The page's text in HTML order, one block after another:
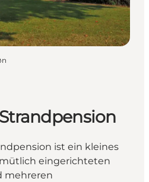
ist ein kleines
eingerichteten
mehreren